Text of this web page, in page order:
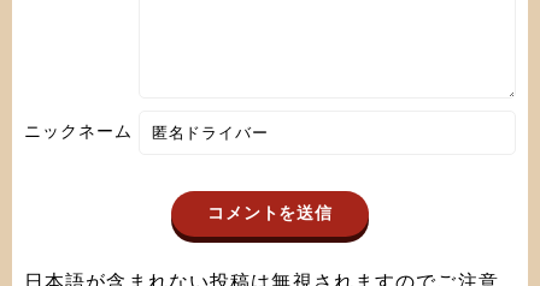
ニックネーム
日本語が含まれない投稿は無視されますのでご注意